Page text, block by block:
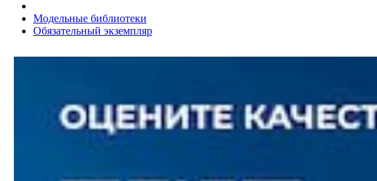
Модельные библиотеки
Обязательный экземпляр